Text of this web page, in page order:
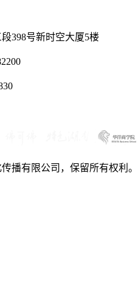
398号新时空大厦5楼
传播有限公司，保留所有权利